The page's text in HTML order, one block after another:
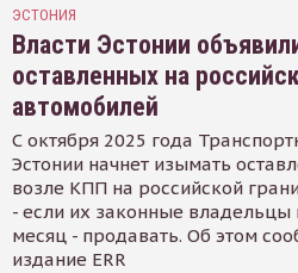
ЭСТОНИЯ
Власти Эстонии
оставленных на
автомобилей
С октября 2025 года
Эстонии начнет изымать
возле КПП на российской
- если их законные владельцы
месяц - продавать. Об этом
издание ERR